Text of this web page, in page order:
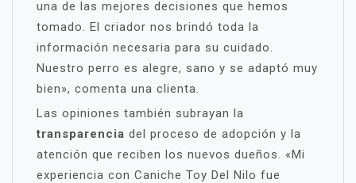
una de las mejores decisiones que hemos
tomado. El criador nos brindó toda la
información necesaria para su cuidado.
Nuestro perro es alegre, sano y se adaptó muy
bien», comenta una clienta.
Las opiniones también subrayan la
transparencia del proceso de adopción y la
atención que reciben los nuevos dueños. «Mi
experiencia con Caniche Toy Del Nilo fue